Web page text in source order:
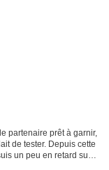
partenaire prêt à garnir,
de tester. Depuis cette
un peu en retard sur